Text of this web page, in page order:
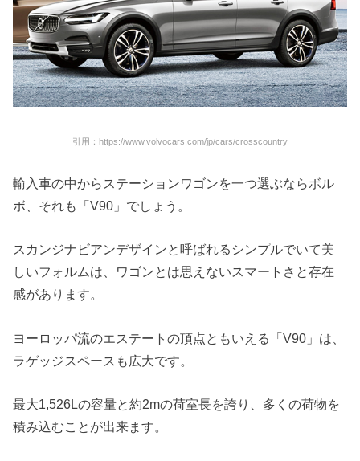
引用：https://www.volvocars.com/jp/cars/crosscountry
輸入車の中からステーションワゴンを一つ選ぶならボル
ボ、それも「V90」でしょう。
スカンジナビアンデザインと呼ばれるシンプルでいて美
しいフォルムは、ワゴンとは思えないスマートさと存在
感があります。
ヨーロッパ流のエステートの頂点ともいえる「V90」は、
ラゲッジスペースも広大です。
最大1,526Lの容量と約2mの荷室長を誇り、多くの荷物を
積み込むことが出来ます。